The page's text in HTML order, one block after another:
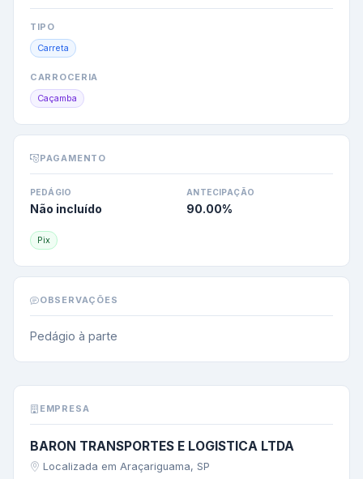
TIPO
Carreta
CARROCERIA
Caçamba
PAGAMENTO
PEDÁGIO
Não incluído
ANTECIPAÇÃO
90.00%
Pix
OBSERVAÇÕES
Pedágio à parte
EMPRESA
BARON TRANSPORTES E LOGISTICA LTDA
Localizada em Araçariguama, SP